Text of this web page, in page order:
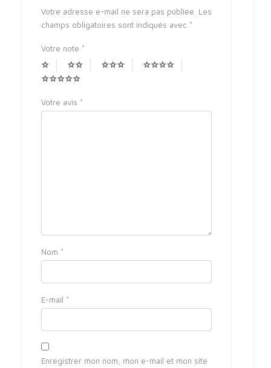
Votre adresse e-mail ne sera pas publiée. Les
champs obligatoires sont indiqués avec *
Votre note *
Votre avis *
Nom *
E-mail *
Enregistrer mon nom, mon e-mail et mon site